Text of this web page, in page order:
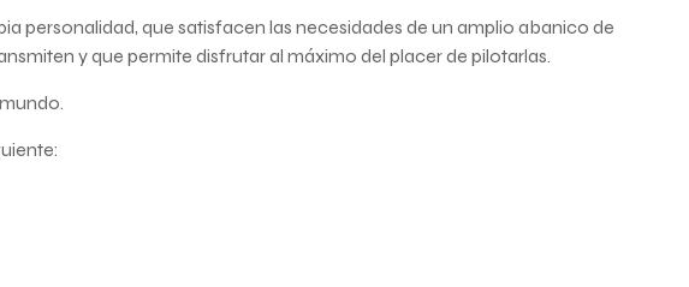
personalidad, que satisfacen las necesidades de un amplio abanico de
y que permite disfrutar al máximo del placer de pilotarlas.